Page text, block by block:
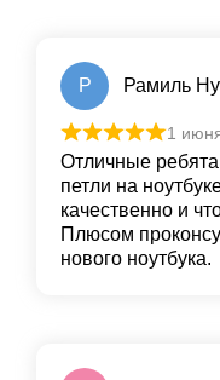
Р Рамиль
1
Отличные
петли на
качественно и
Плюсом
нового ноутбука.